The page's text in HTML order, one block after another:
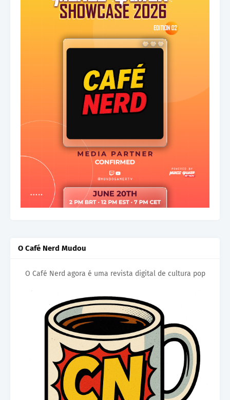
O Café Nerd Mudou
O Café Nerd agora é uma revista digital de cultura pop